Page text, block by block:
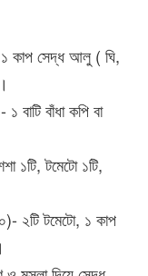
১ কাপ সেদ্ধ আলু ( ঘি,
বাটি বাঁধা কপি বা
১টি, টমেটো ১টি,
২টি টমেটো, ১ কাপ